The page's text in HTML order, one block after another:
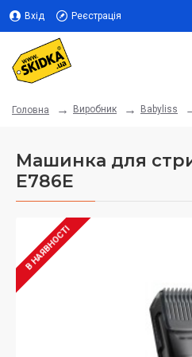
Вхід Реєстрація
Головна Виробник Babyliss
Машинка для
E786E
В НАЯВНОСТІ